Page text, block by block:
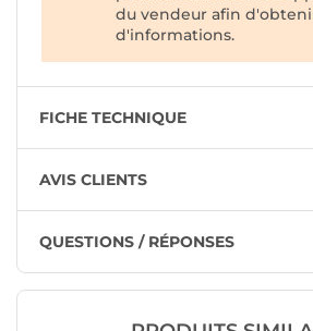
du vendeur afin
d'informations.
FICHE TECHNIQUE
AVIS CLIENTS
QUESTIONS / RÉPONSES